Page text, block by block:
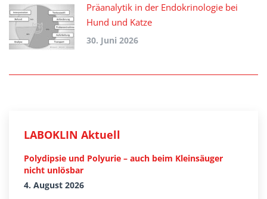
Präanalytik in der Endokrinologie bei
Hund und Katze
30. Juni 2026
LABOKLIN Aktuell
Polydipsie und Polyurie – auch beim Kleinsäuger
nicht unlösbar
4. August 2026